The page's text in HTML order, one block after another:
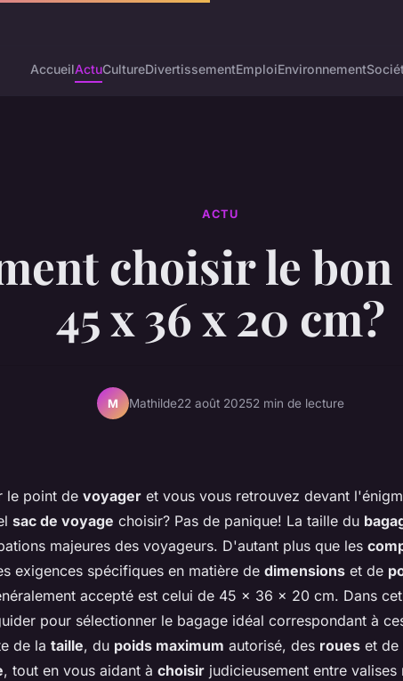
AccueilActuCultureDivertissementEmploiEnvironnement
ACTU
choisir le bon
45 x 36 x 20 cm?
M Mathilde22 août 20252 min de lecture
le point de voyager et vous vous retrouvez devant
sac de voyage choisir? Pas de panique! La taille du
majeures des voyageurs. D'autant plus que les
exigences spécifiques en matière de dimensions et de
accepté est celui de 45 x 36 x 20 cm. Dans
pour sélectionner le bagage idéal correspondant à
de la taille, du poids maximum autorisé, des roues et de
, tout en vous aidant à choisir judicieusement entre